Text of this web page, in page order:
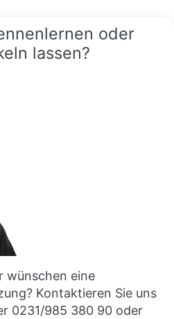
oder
lassen?
wünschen eine
Kontaktieren Sie uns
0231/985 380 90 oder